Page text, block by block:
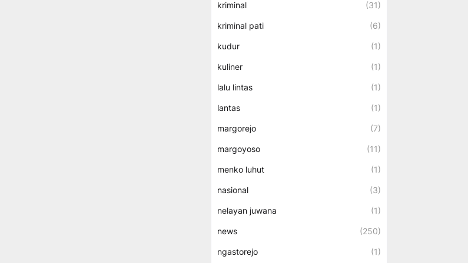
kriminal (31)
kriminal pati (6)
kudur (1)
kuliner (1)
lalu lintas (1)
lantas (1)
margorejo (7)
margoyoso (11)
menko luhut (1)
nasional (3)
nelayan juwana (1)
news (250)
ngastorejo (1)